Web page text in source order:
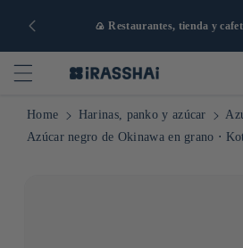
🍙 Restaurantes, tienda y
Home Harinas, panko y azúcar
Azúcar negro de Okinawa en grano ⋅